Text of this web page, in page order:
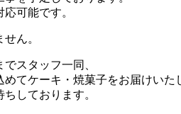
可能です。
ん。
スタッフ一同、
てケーキ・焼菓子をお届けいた
しております。